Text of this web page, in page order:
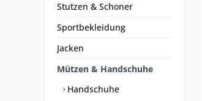
Stutzen & Schoner
Sportbekleidung
Jacken
Mützen & Handschuhe
Handschuhe